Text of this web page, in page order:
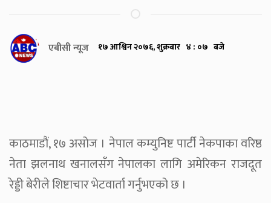
एबीसी न्यूज १७ आश्विन २०७६, शुक्रबार ४ : ०७ बजे
काठमाडौं, १७ असोज । नेपाल कम्युनिष्ट पार्टी नेकपाका वरिष्ठ
नेता झलनाथ खनालसँग नेपालका लागि अमेरिकन राजदूत
रेड्डी बेरीले शिष्टाचार भेटवार्ता गर्नुभएको छ ।